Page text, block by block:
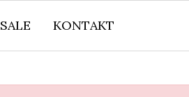
SALE KONTAKT